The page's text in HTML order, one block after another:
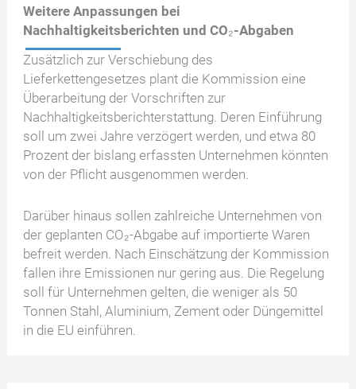
Weitere Anpassungen bei
Nachhaltigkeitsberichten und CO₂-Abgaben
Zusätzlich zur Verschiebung des
Lieferkettengesetzes plant die Kommission eine
Überarbeitung der Vorschriften zur
Nachhaltigkeitsberichterstattung. Deren Einführung
soll um zwei Jahre verzögert werden, und etwa 80
Prozent der bislang erfassten Unternehmen könnten
von der Pflicht ausgenommen werden.
Darüber hinaus sollen zahlreiche Unternehmen von
der geplanten CO₂-Abgabe auf importierte Waren
befreit werden. Nach Einschätzung der Kommission
fallen ihre Emissionen nur gering aus. Die Regelung
soll für Unternehmen gelten, die weniger als 50
Tonnen Stahl, Aluminium, Zement oder Düngemittel
in die EU einführen.